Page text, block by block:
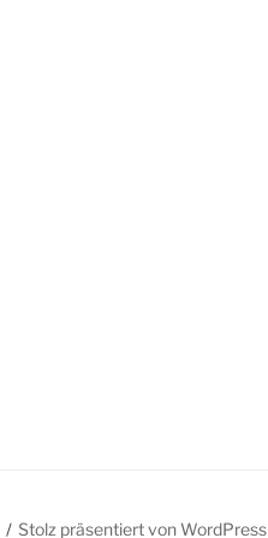
Stolz präsentiert von WordPress